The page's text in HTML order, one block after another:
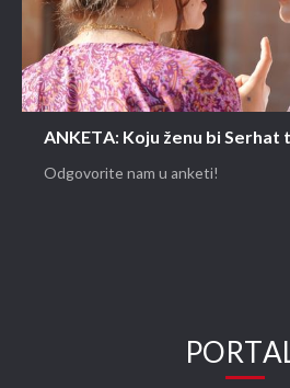
ANKETA: Koju ženu bi
Odgovorite nam u anketi!